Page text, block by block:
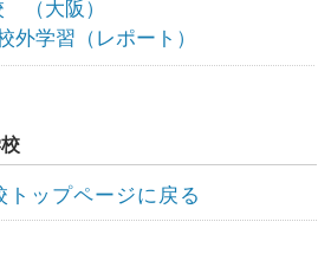
（大阪）
外学習（レポート）
トップページに戻る